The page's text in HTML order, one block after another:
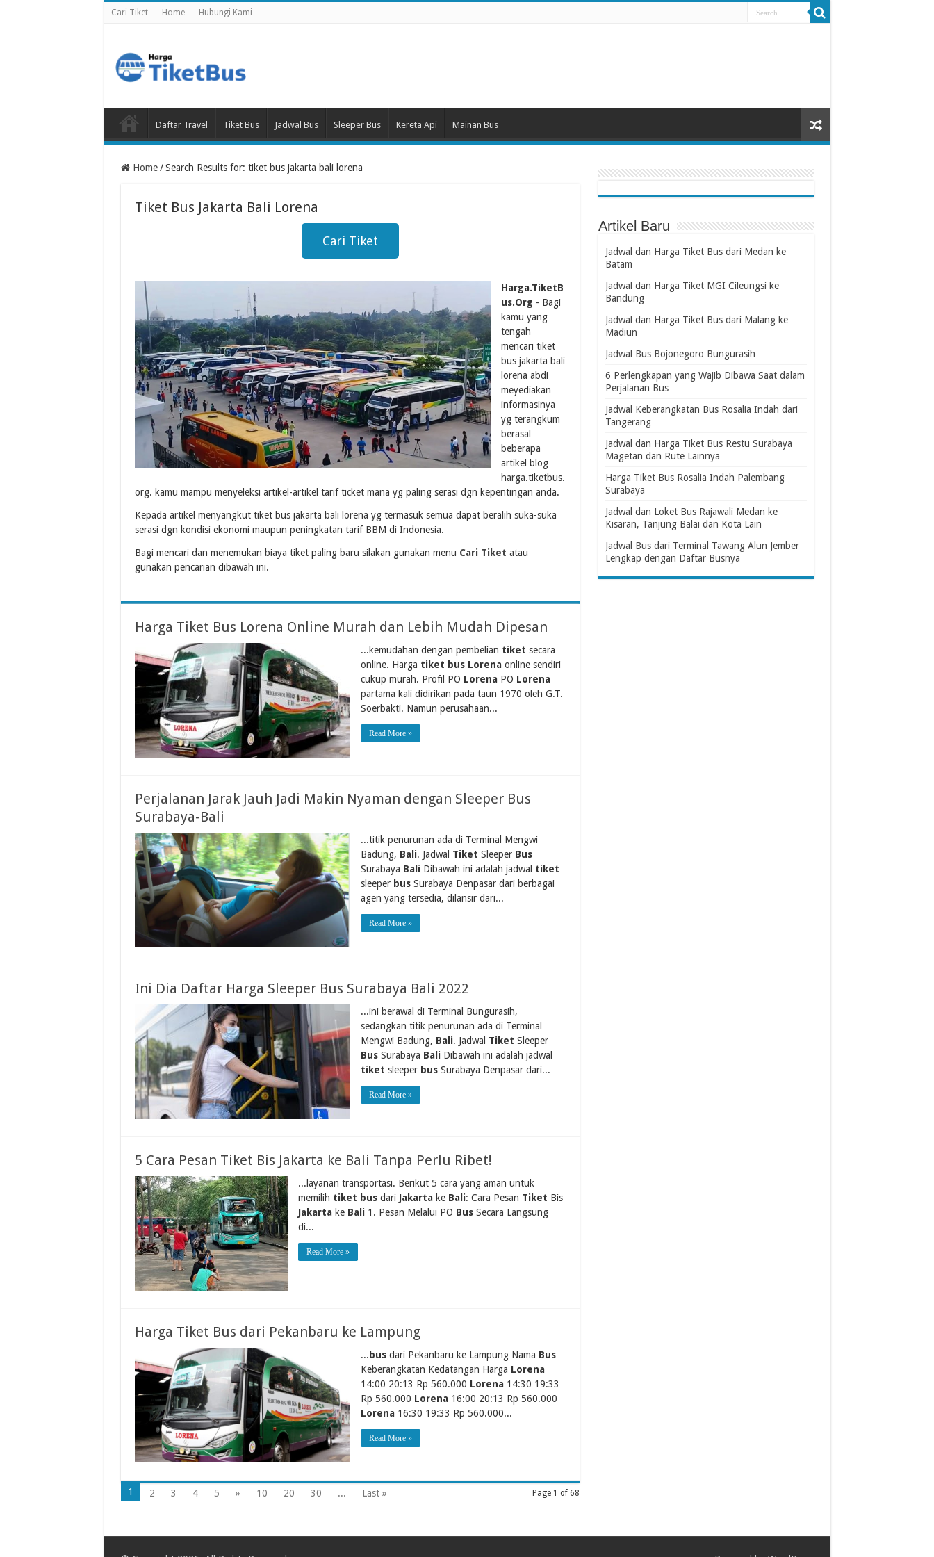
Cari Tiket Home Hubungi Kami
Daftar Travel Tiket Bus Jadwal Bus Sleeper Bus Kereta Api Mainan Bus
Home / Search Results for: tiket bus jakarta bali lorena
Tiket Bus Jakarta Bali Lorena
Cari Tiket
Harga.TiketB
us.Org - Bagi
kamu yang
tengah
mencari tiket
bus jakarta bali
lorena abdi
meyediakan
informasinya
yg terangkum
berasal
beberapa
artikel blog
harga.tiketbus.
org. kamu mampu menyeleksi artikel-artikel tarif ticket mana yg paling serasi dgn kepentingan anda.
Kepada artikel menyangkut tiket bus jakarta bali lorena yg termasuk semua dapat beralih suka-suka
serasi dgn kondisi ekonomi maupun peningkatan tarif BBM di Indonesia.
Bagi mencari dan menemukan biaya tiket paling baru silakan gunakan menu Cari Tiket atau
gunakan pencarian dibawah ini.
Harga Tiket Bus Lorena Online Murah dan Lebih Mudah Dipesan
...kemudahan dengan pembelian tiket secara
online. Harga tiket bus Lorenaonline sendiri
cukup murah. Profil PO LorenaPO Lorena
partama kali didirikan pada taun 1970 oleh G.T.
Soerbakti. Namun perusahaan...
Read More »
Perjalanan Jarak Jauh Jadi Makin Nyaman dengan Sleeper Bus
Surabaya-Bali
...titik penurunan ada di Terminal Mengwi
Badung, Bali. Jadwal Tiket Sleeper Bus
Surabaya BaliDibawah ini adalah jadwal tiket
sleeper busSurabaya Denpasar dari berbagai
agen yang tersedia, dilansir dari...
Read More »
Ini Dia Daftar Harga Sleeper Bus Surabaya Bali 2022
...ini berawal di Terminal Bungurasih,
sedangkan titik penurunan ada di Terminal
Mengwi Badung, Bali. Jadwal Tiket Sleeper
BusSurabaya BaliDibawah ini adalah jadwal
tiket sleeper busSurabaya Denpasar dari...
Read More »
5 Cara Pesan Tiket Bis Jakarta ke Bali Tanpa Perlu Ribet!
...layanan transportasi. Berikut 5 cara yang aman untuk
memilih tiket busdari Jakartake Bali: Cara Pesan Tiket Bis
Jakartake Bali1. Pesan Melalui PO BusSecara Langsung
di...
Read More »
Harga Tiket Bus dari Pekanbaru ke Lampung
... busdari Pekanbaru ke Lampung Nama Bus
Keberangkatan Kedatangan Harga Lorena
14:00 20:13 Rp 560.000 Lorena14:30 19:33
Rp 560.000 Lorena16:00 20:13 Rp 560.000
Lorena16:30 19:33 Rp 560.000...
Read More »
Page 1 of 68
1 2 3 4 5 » 10 20 30 ... Last »
Artikel Baru
Jadwal dan Harga Tiket Bus dari Medan ke
Batam
Jadwal dan Harga Tiket MGI Cileungsi ke
Bandung
Jadwal dan Harga Tiket Bus dari Malang ke
Madiun
Jadwal Bus Bojonegoro Bungurasih
6 Perlengkapan yang Wajib Dibawa Saat dalam
Perjalanan Bus
Jadwal Keberangkatan Bus Rosalia Indah dari
Tangerang
Jadwal dan Harga Tiket Bus Restu Surabaya
Magetan dan Rute Lainnya
Harga Tiket Bus Rosalia Indah Palembang
Surabaya
Jadwal dan Loket Bus Rajawali Medan ke
Kisaran, Tanjung Balai dan Kota Lain
Jadwal Bus dari Terminal Tawang Alun Jember
Lengkap dengan Daftar Busnya